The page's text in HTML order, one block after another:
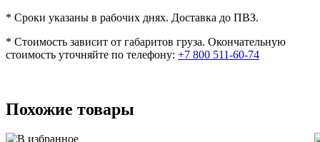
* Сроки указаны в рабочих днях. Доставка до ПВЗ.
* Стоимость зависит от габаритов груза. Окончательную
стоимость уточняйте по телефону: +7 800 511-60-74
Похожие товары